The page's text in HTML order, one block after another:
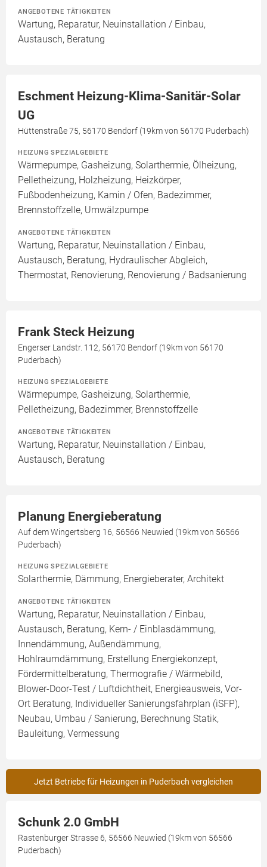
ANGEBOTENE TÄTIGKEITEN
Wartung, Reparatur, Neuinstallation / Einbau,
Austausch, Beratung
Eschment Heizung-Klima-Sanitär-Solar
UG
Hüttenstraße 75, 56170 Bendorf (19km von 56170 Puderbach)
HEIZUNG SPEZIALGEBIETE
Wärmepumpe, Gasheizung, Solarthermie, Ölheizung,
Pelletheizung, Holzheizung, Heizkörper,
Fußbodenheizung, Kamin / Ofen, Badezimmer,
Brennstoffzelle, Umwälzpumpe
ANGEBOTENE TÄTIGKEITEN
Wartung, Reparatur, Neuinstallation / Einbau,
Austausch, Beratung, Hydraulischer Abgleich,
Thermostat, Renovierung, Renovierung / Badsanierung
Frank Steck Heizung
Engerser Landstr. 112, 56170 Bendorf (19km von 56170
Puderbach)
HEIZUNG SPEZIALGEBIETE
Wärmepumpe, Gasheizung, Solarthermie,
Pelletheizung, Badezimmer, Brennstoffzelle
ANGEBOTENE TÄTIGKEITEN
Wartung, Reparatur, Neuinstallation / Einbau,
Austausch, Beratung
Planung Energieberatung
Auf dem Wingertsberg 16, 56566 Neuwied (19km von 56566
Puderbach)
HEIZUNG SPEZIALGEBIETE
Solarthermie, Dämmung, Energieberater, Architekt
ANGEBOTENE TÄTIGKEITEN
Wartung, Reparatur, Neuinstallation / Einbau,
Austausch, Beratung, Kern- / Einblasdämmung,
Innendämmung, Außendämmung,
Hohlraumdämmung, Erstellung Energiekonzept,
Fördermittelberatung, Thermografie / Wärmebild,
Blower-Door-Test / Luftdichtheit, Energieausweis, Vor-
Ort Beratung, Individueller Sanierungsfahrplan (iSFP),
Neubau, Umbau / Sanierung, Berechnung Statik,
Bauleitung, Vermessung
Jetzt Betriebe für Heizungen in Puderbach vergleichen
Schunk 2.0 GmbH
Rastenburger Strasse 6, 56566 Neuwied (19km von 56566
Puderbach)